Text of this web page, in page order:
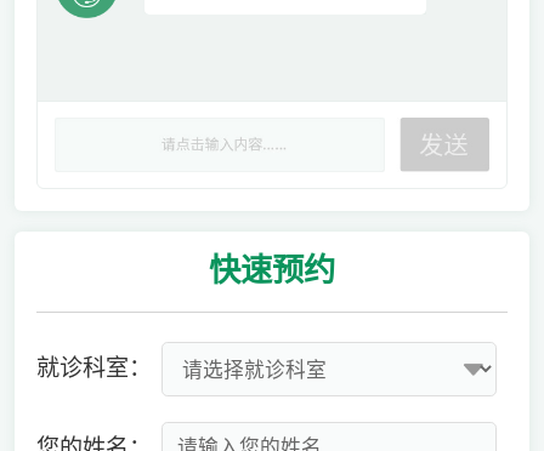
快速预约
就诊科室：